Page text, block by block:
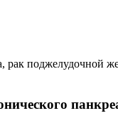
рак поджелудочной